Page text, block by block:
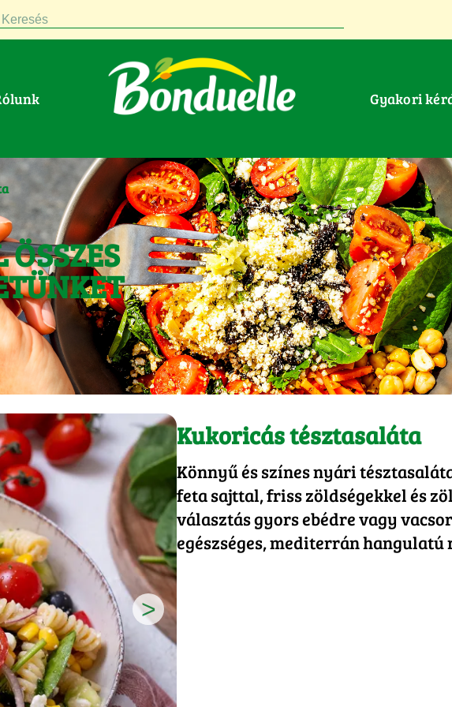
Rólunk Gyakori
ÖSSZES
>
Kukoricás tésztasaláta
Könnyű és színes nyári
feta sajttal, friss zöldségekkel és
választás gyors ebédre vagy
egészséges, mediterrán hangulatú